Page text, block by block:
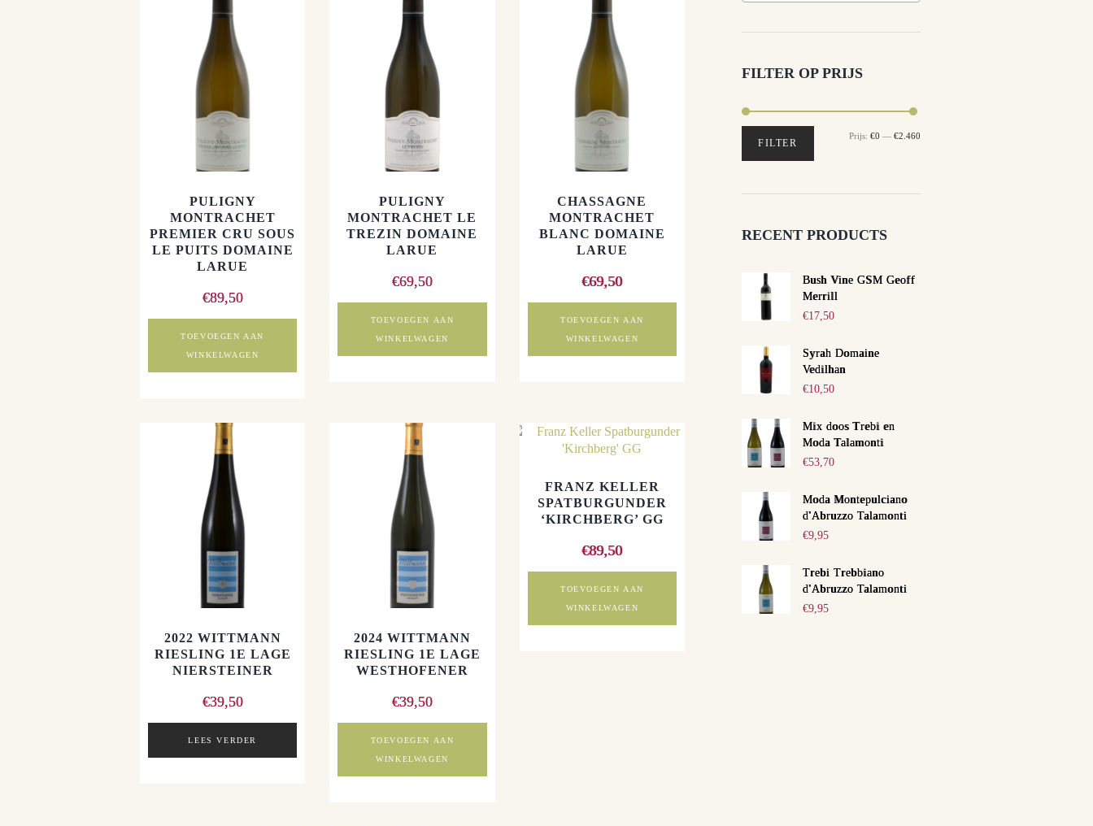
PULIGNY
MONTRACHET
PREMIER CRU SOUS
LE PUITS DOMAINE
LARUE
€89,50
TOEVOEGEN AAN
WINKELWAGEN
PULIGNY
MONTRACHET LE
TREZIN DOMAINE
LARUE
€69,50
TOEVOEGEN AAN
WINKELWAGEN
CHASSAGNE
MONTRACHET
BLANC DOMAINE
LARUE
€69,50
TOEVOEGEN AAN
WINKELWAGEN
2022 WITTMANN
RIESLING 1E LAGE
NIERSTEINER
€39,50
LEES VERDER
2024 WITTMANN
RIESLING 1E LAGE
WESTHOFENER
€39,50
TOEVOEGEN AAN
WINKELWAGEN
FRANZ KELLER
SPATBURGUNDER
‘KIRCHBERG’ GG
€89,50
TOEVOEGEN AAN
WINKELWAGEN
FILTER OP PRIJS
FILTER
Prijs:€0 —€2.460
RECENT PRODUCTS
Bush Vine GSM Geoff
Merrill
€17,50
Syrah Domaine
Vedilhan
€10,50
Mix doos Trebi en
Moda Talamonti
€53,70
Moda Montepulciano
d'Abruzzo Talamonti
€9,95
Trebi Trebbiano
d'Abruzzo Talamonti
€9,95